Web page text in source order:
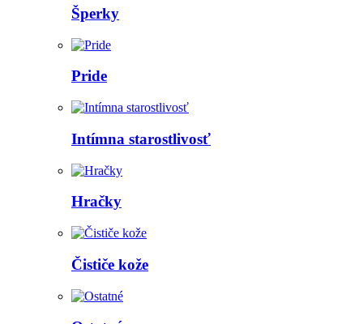
Šperky
Pride
Intímna starostlivosť
Hračky
Čističe kože